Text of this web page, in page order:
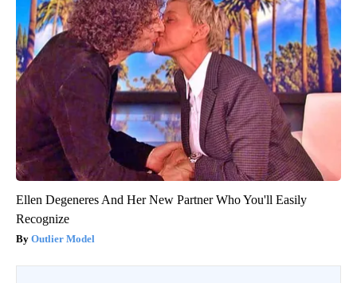
Ellen Degeneres And Her New Partner Who You'll Easily
Recognize
Outlier Model